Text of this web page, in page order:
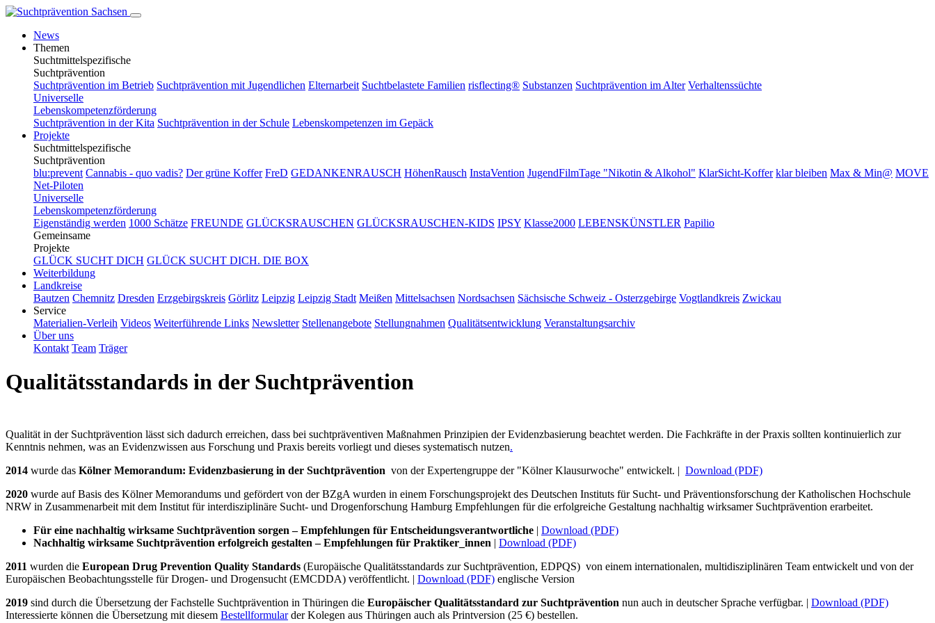
News
Themen
Suchtmittelspezifische
Suchtprävention
Suchtprävention im Betrieb Suchtprävention mit Jugendlichen Elternarbeit Suchtbelastete Familien risflecting® Substanzen Suchtprävention im Alter Verhaltenssüchte
Universelle
Lebenskompetenzförderung
Suchtprävention in der Kita Suchtprävention in der Schule Lebenskompetenzen im Gepäck
Projekte
Suchtmittelspezifische
Suchtprävention
blu:prevent Cannabis - quo vadis? Der grüne Koffer FreD GEDANKENRAUSCH HöhenRausch InstaVention JugendFilmTage "Nikotin & Alkohol" KlarSicht-Koffer klar bleiben Max & Min@ MOVE
Net-Piloten
Universelle
Lebenskompetenzförderung
Eigenständig werden 1000 Schätze FREUNDE GLÜCKSRAUSCHEN GLÜCKSRAUSCHEN-KIDS IPSY Klasse2000 LEBENSKÜNSTLER Papilio
Gemeinsame
Projekte
GLÜCK SUCHT DICH GLÜCK SUCHT DICH. DIE BOX
Weiterbildung
Landkreise
Bautzen Chemnitz Dresden Erzgebirgskreis Görlitz Leipzig Leipzig Stadt Meißen Mittelsachsen Nordsachsen Sächsische Schweiz - Osterzgebirge Vogtlandkreis Zwickau
Service
Materialien-Verleih Videos Weiterführende Links Newsletter Stellenangebote Stellungnahmen Qualitätsentwicklung Veranstaltungsarchiv
Über uns
Kontakt Team Träger
Qualitätsstandards in der Suchtprävention
Qualität in der Suchtprävention lässt sich dadurch erreichen, dass bei suchtpräventiven Maßnahmen Prinzipien der Evidenzbasierung beachtet werden. Die Fachkräfte in der Praxis sollten kontinuierlich zur
Kenntnis nehmen, was an Evidenzwissen aus Forschung und Praxis bereits vorliegt und dieses systematisch nutzen.
2014 wurde das Kölner Memorandum: Evidenzbasierung in der Suchtprävention von der Expertengruppe der "Kölner Klausurwoche" entwickelt. | Download (PDF)
2020 wurde auf Basis des Kölner Memorandums und gefördert von der BZgA wurden in einem Forschungsprojekt des Deutschen Instituts für Sucht- und Präventionsforschung der Katholischen Hochschule
NRW in Zusammenarbeit mit dem Institut für interdisziplinäre Sucht- und Drogenforschung Hamburg Empfehlungen für die erfolgreiche Gestaltung nachhaltig wirksamer Suchtprävention erarbeitet.
Für eine nachhaltig wirksame Suchtprävention sorgen – Empfehlungen für Entscheidungsverantwortliche | Download (PDF)
Nachhaltig wirksame Suchtprävention erfolgreich gestalten – Empfehlungen für Praktiker_innen | Download (PDF)
2011 wurden die European Drug Prevention Quality Standards (Europäische Qualitätsstandards zur Suchtprävention, EDPQS) von einem internationalen, multidisziplinären Team entwickelt und von der
Europäischen Beobachtungsstelle für Drogen- und Drogensucht (EMCDDA) veröffentlicht. | Download (PDF) englische Version
2019 sind durch die Übersetzung der Fachstelle Suchtprävention in Thüringen die Europäischer Qualitätsstandard zur Suchtprävention nun auch in deutscher Sprache verfügbar. | Download (PDF)
Interessierte können die Übersetzung mit diesem Bestellformularder Kolegen aus Thüringen auch als Printversion (25 €) bestellen.